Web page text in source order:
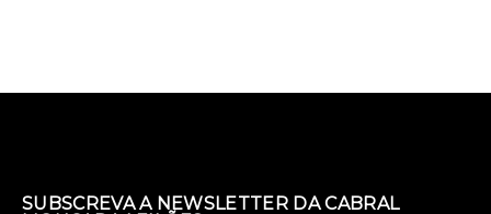
SUBSCREVA A NEWSLETTER DA CABRAL